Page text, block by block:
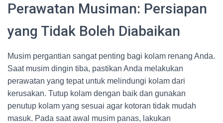
Perawatan Musiman: Persiapan
yang Tidak Boleh Diabaikan
Musim pergantian sangat penting bagi kolam renang Anda.
Saat musim dingin tiba, pastikan Anda melakukan
perawatan yang tepat untuk melindungi kolam dari
kerusakan. Tutup kolam dengan baik dan gunakan
penutup kolam yang sesuai agar kotoran tidak mudah
masuk. Pada saat awal musim panas, lakukan